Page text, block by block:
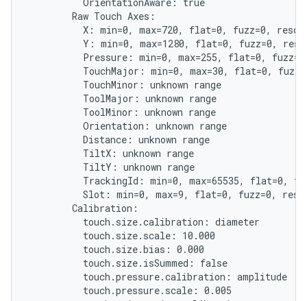
        Raw Touch Axes:
X: min=0, max=720, flat=0, fuzz=0,
Y: min=0, max=1280, flat=0, fuzz=0,
Pressure: min=0, max=255, flat=0,
TouchMajor: min=0, max=30, flat=0,
          TouchMinor: unknown range
          ToolMajor: unknown range
          ToolMinor: unknown range
          Orientation: unknown range
          Distance: unknown range
          TiltX: unknown range
          TiltY: unknown range
TrackingId: min=0, max=65535, flat=0,
Slot: min=0, max=9, flat=0, fuzz=0,
        Calibration:
          touch.size.calibration: diameter
          touch.size.scale: 10.000
          touch.size.bias: 0.000
          touch.size.isSummed: false
          touch.pressure.calibration: amplitude
          touch.pressure.scale: 0.005